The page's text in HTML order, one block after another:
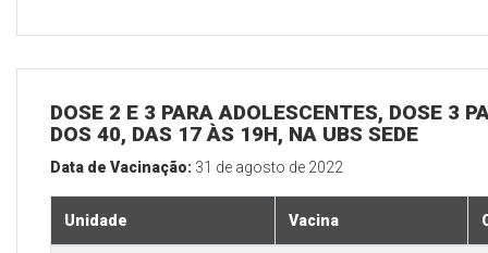
DOSE 2 E 3 PARA ADOLESCENTES, DOSE 3
DOS 40, DAS 17 ÀS 19H, NA UBS SEDE
Data de Vacinação: 31 de agosto de 2022
Unidade Vacina